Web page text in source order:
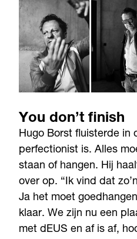
You don’t finish
Hugo Borst fluisterde in
perfectionist is. Alles
staan of hangen. Hij
over op. “Ik vind dat
Ja het moet
klaar. We zijn nu een
met dEUS en af is af,